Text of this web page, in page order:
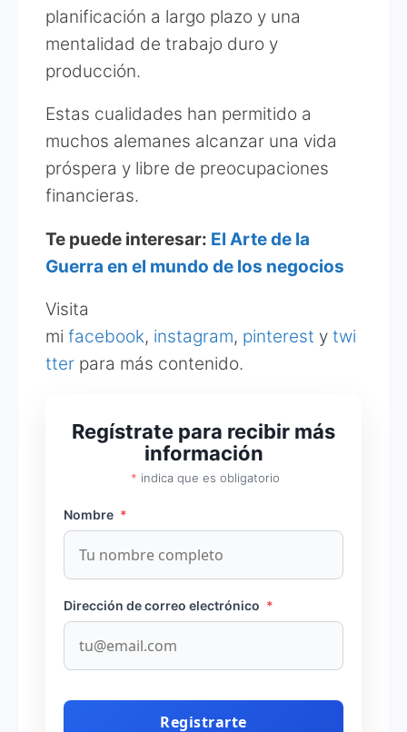
planificación a largo plazo y una
mentalidad de trabajo duro y
producción.
Estas cualidades han permitido a
muchos alemanes alcanzar una vida
próspera y libre de preocupaciones
financieras.
Te puede interesar: El Arte de la
Guerra en el mundo de los negocios
Visita
mi facebook, instagram, pinterest y twi
tter para más contenido.
Regístrate para recibir más
información
* indica que es obligatorio
Nombre *
Dirección de correo electrónico *